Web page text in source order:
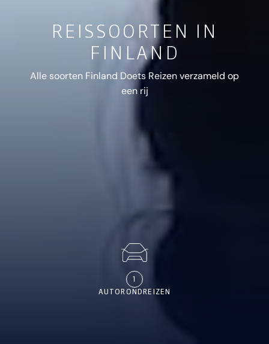
REISSOORTEN IN
FINLAND
Alle soorten Finland Doets Reizen verzameld op
een rij
AUTORONDREIZEN
1